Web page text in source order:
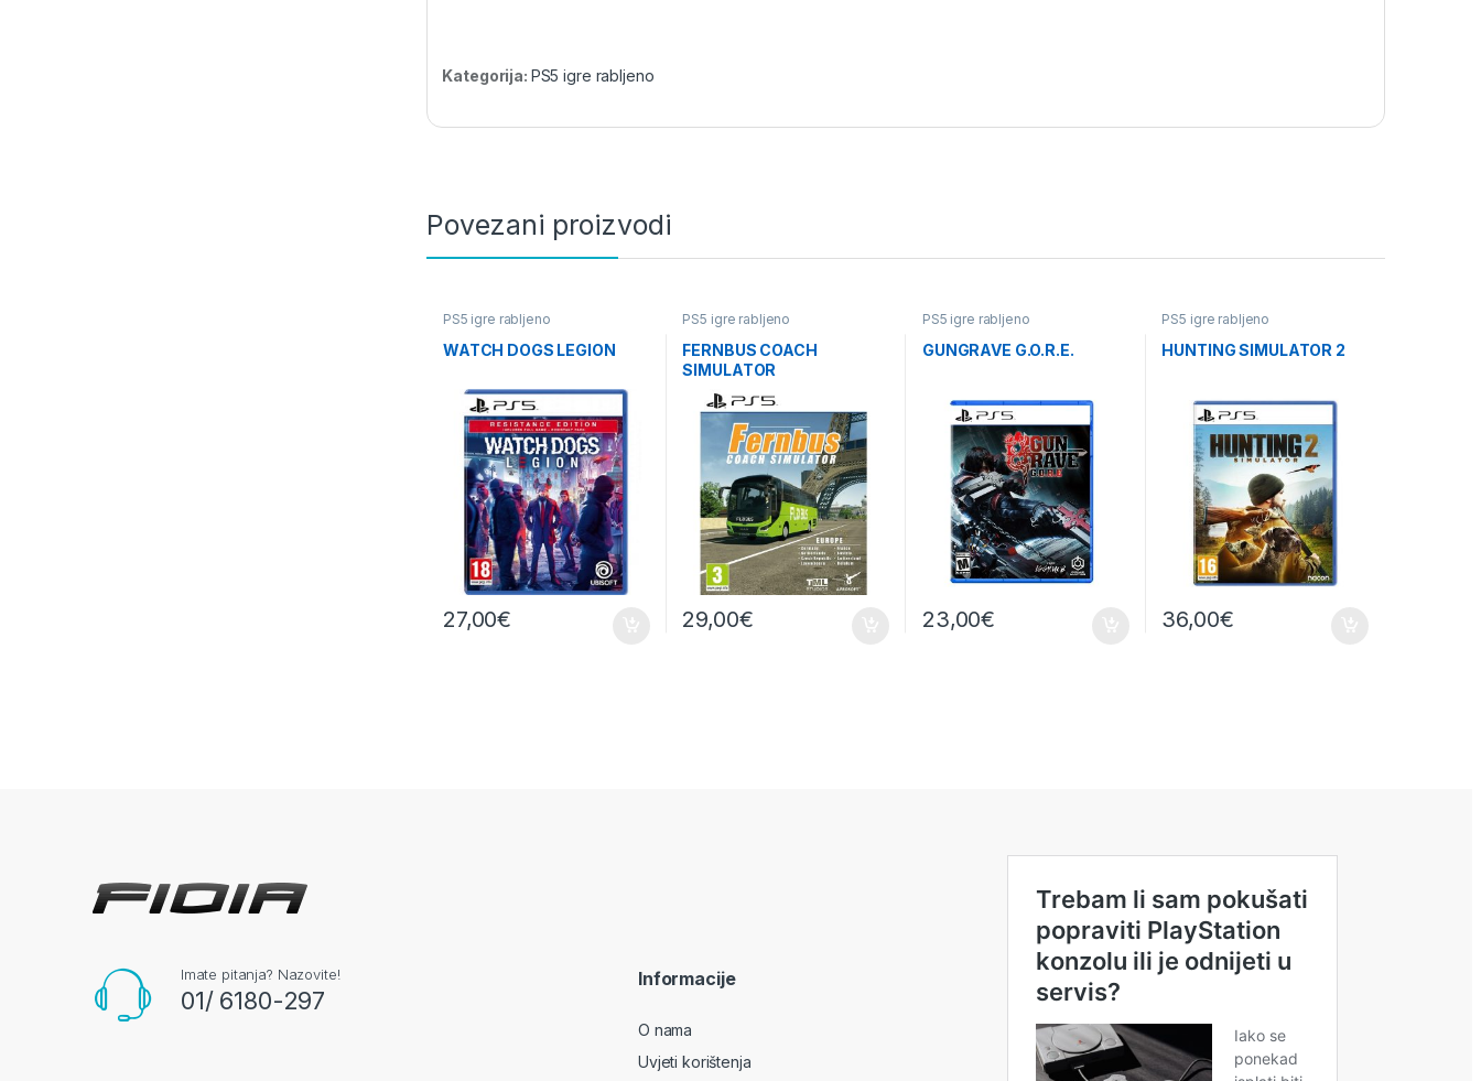
Kategorija: PS5 igre rabljeno
Povezani proizvodi
PS5 igre rabljeno
WATCH DOGS LEGION
27,00€
PS5 igre rabljeno
FERNBUS COACH
SIMULATOR
29,00€
PS5 igre rabljeno
GUNGRAVE G.O.R.E.
23,00€
PS5 igre rabljeno
HUNTING SIMULATOR 2
36,00€
Imate pitanja? Nazovite!
01/ 6180-297
Informacije
O nama
Uvjeti korištenja